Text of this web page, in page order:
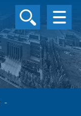
ÜBERBLICK ÜBER
UNIVERSITÄT
AUSLAND
STIPENDIUM
WISSENSCHAFTLICHE